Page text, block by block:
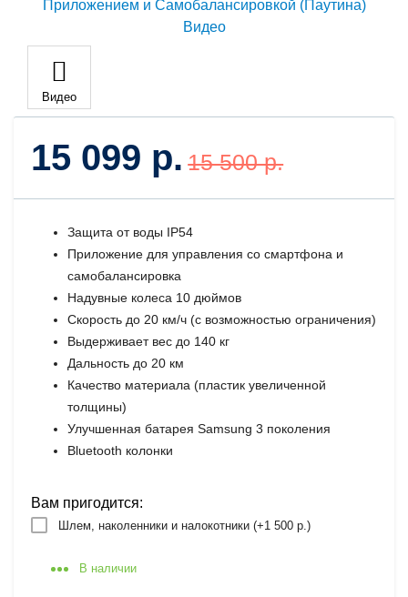
Видео
15 099 р. 15 500 р.
Защита от воды IP54
Приложение для управления со смартфона и
самобалансировка
Надувные колеса 10 дюймов
Скорость до 20 км/ч (с возможностью ограничения)
Выдерживает вес до 140 кг
Дальность до 20 км
Качество материала (пластик увеличенной
толщины)
Улучшенная батарея Samsung 3 поколения
Bluetooth колонки
Вам пригодится:
Шлем, наколенники и налокотники (+1 500 р.)
В наличии